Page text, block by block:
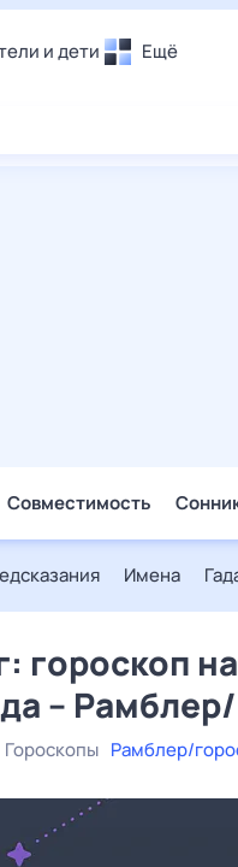
и дети Ещё
Совместимость
Имена
гороскоп
–
Гороскопы Рамблер/